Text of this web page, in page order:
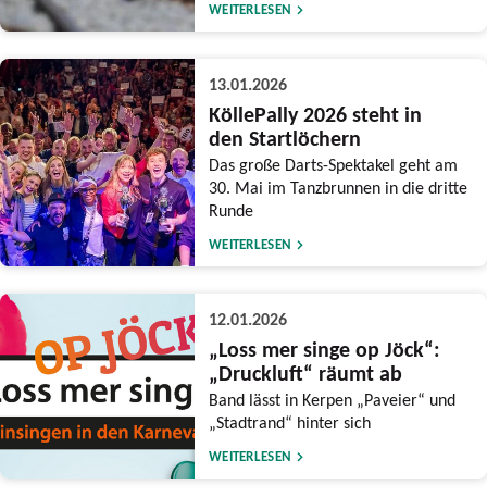
WEITERLESEN
13.01.2026
KöllePally 2026 steht in
den Startlöchern
Das große Darts-Spektakel geht am
30. Mai im Tanzbrunnen in die dritte
Runde
WEITERLESEN
12.01.2026
„Loss mer singe op Jöck“:
„Druckluft“ räumt ab
Band lässt in Kerpen „Paveier“ und
„Stadtrand“ hinter sich
WEITERLESEN